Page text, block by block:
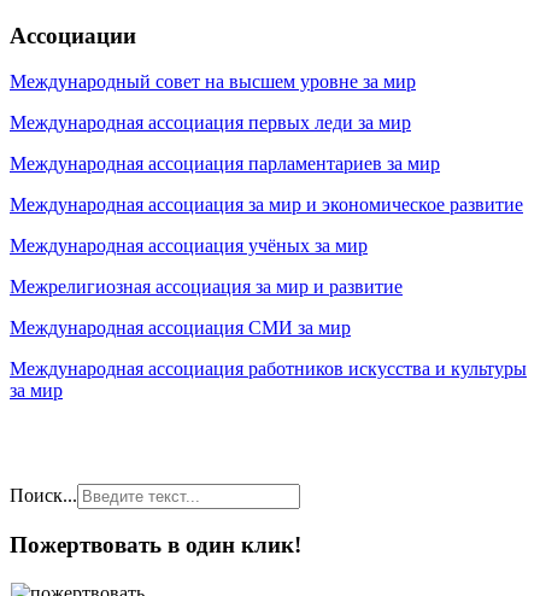
Ассоциации
Международный совет на высшем уровне за мир
Международная ассоциация первых леди за мир
Международная ассоциация парламентариев за мир
Международная ассоциация за мир и экономическое развитие
Международная ассоциация учёных за мир
Межрелигиозная ассоциация за мир и развитие
Международная ассоциация СМИ за мир
Международная ассоциация работников искусства и культуры
за мир
Поиск...
Пожертвовать в один клик!